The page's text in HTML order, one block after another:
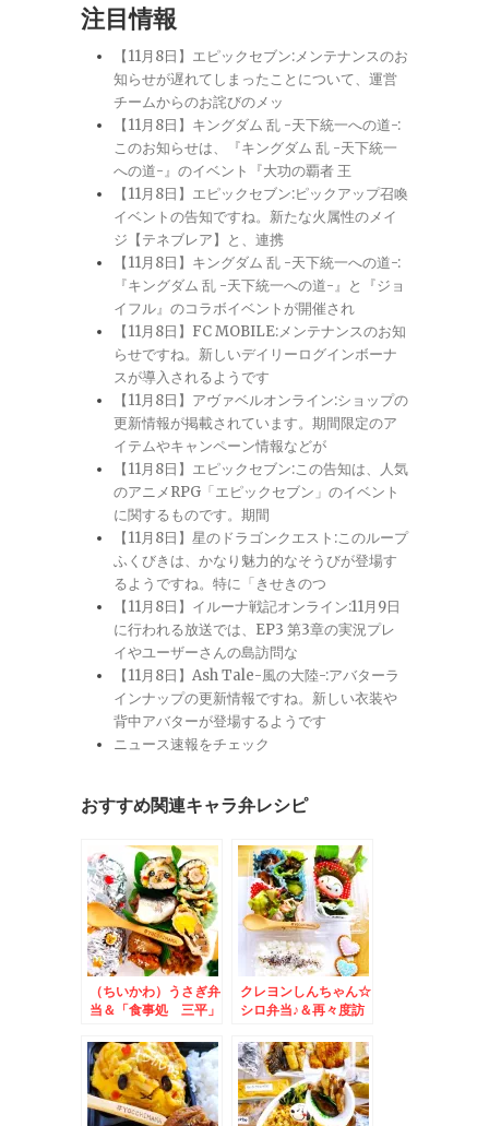
注目情報
【11月8日】エピックセブン:メンテナンスのお
知らせが遅れてしまったことについて、運営
チームからのお詫びのメッ
【11月8日】キングダム 乱 -天下統一への道-:
このお知らせは、『キングダム 乱 -天下統一
への道-』のイベント『大功の覇者 王
【11月8日】エピックセブン:ピックアップ召喚
イベントの告知ですね。新たな火属性のメイ
ジ【テネブレア】と、連携
【11月8日】キングダム 乱 -天下統一への道-:
『キングダム 乱 -天下統一への道-』と『ジョ
イフル』のコラボイベントが開催され
【11月8日】FC MOBILE:メンテナンスのお知
らせですね。新しいデイリーログインボーナ
スが導入されるようです
【11月8日】アヴァベルオンライン:ショップの
更新情報が掲載されています。期間限定のア
イテムやキャンペーン情報などが
【11月8日】エピックセブン:この告知は、人気
のアニメRPG「エピックセブン」のイベント
に関するものです。期間
【11月8日】星のドラゴンクエスト:このループ
ふくびきは、かなり魅力的なそうびが登場す
るようですね。特に「きせきのつ
【11月8日】イルーナ戦記オンライン:11月9日
に行われる放送では、EP3 第3章の実況プレ
イやユーザーさんの島訪問な
【11月8日】Ash Tale-風の大陸-:アバターラ
インナップの更新情報ですね。新しい衣装や
背中アバターが登場するようです
ニュース速報をチェック
おすすめ関連キャラ弁レシピ
（ちいかわ）うさぎ弁
当＆「食事処 三平」
と「酢豚」(*´艸`*)
クレヨンしんちゃん☆
シロ弁当♪＆再々度訪
んの「八宝菜定食」
♪(*´艸`*)